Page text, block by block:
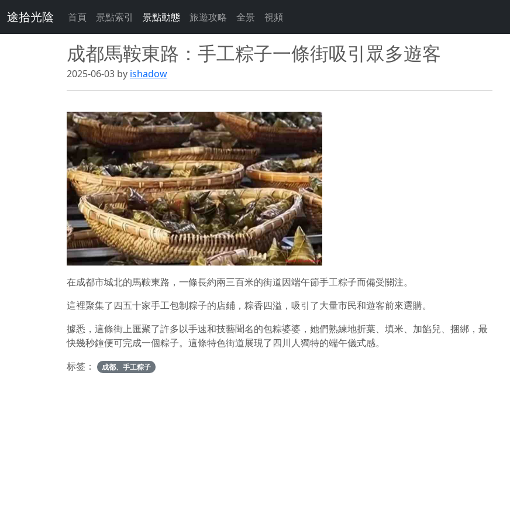
途拾光陰 首頁 景點索引 景點動態 旅遊攻略 全景 視頻
成都馬鞍東路：手工粽子一條街吸引眾多遊客
2025-06-03 by ishadow
在成都市城北的馬鞍東路，一條長約兩三百米的街道因端午節手工粽子而備受關注。
這裡聚集了四五十家手工包制粽子的店鋪，粽香四溢，吸引了大量市民和遊客前來選購。
據悉，這條街上匯聚了許多以手速和技藝聞名的包粽婆婆，她們熟練地折葉、填米、加餡兒、捆綁，最
快幾秒鐘便可完成一個粽子。這條特色街道展現了四川人獨特的端午儀式感。
标签：
成都、手工粽子